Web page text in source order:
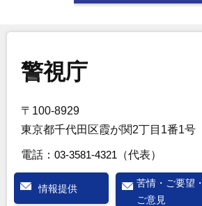
警視庁
〒100-8929
東京都千代田区霞が関2丁目1番1号
電話： 03-3581-4321 （代表）
情報提供
苦情・ご要望・
ご意見